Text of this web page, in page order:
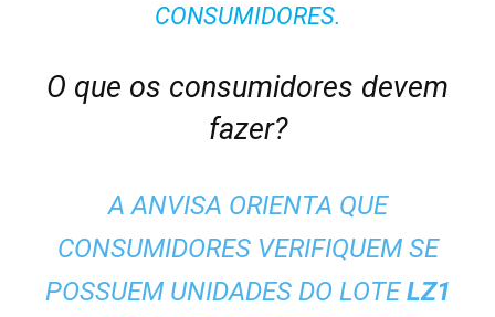
CONSUMIDORES.
O que os consumidores devem
fazer?
A ANVISA ORIENTA QUE
CONSUMIDORES VERIFIQUEM SE
POSSUEM UNIDADES DO LOTELZ1